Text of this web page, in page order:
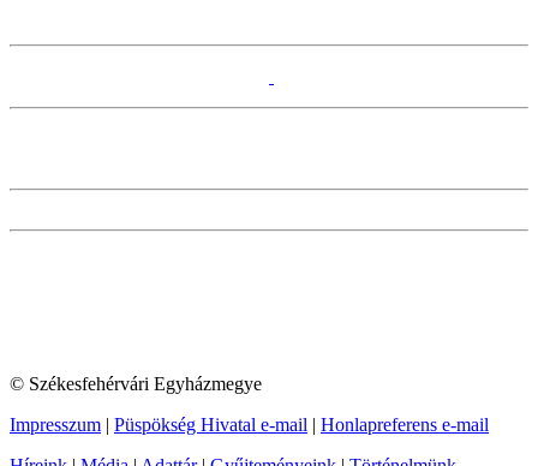
© Székesfehérvári Egyházmegye
Impresszum | Püspökség Hivatal e-mail | Honlapreferens e-mail